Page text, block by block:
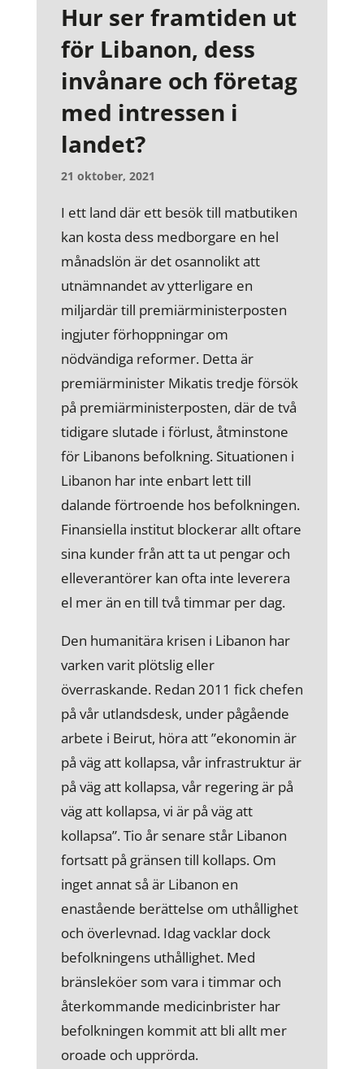
Hur ser framtiden ut
för Libanon, dess
invånare och företag
med intressen i
landet?
21 oktober, 2021
I ett land där ett besök till matbutiken
kan kosta dess medborgare en hel
månadslön är det osannolikt att
utnämnandet av ytterligare en
miljardär till premiärministerposten
ingjuter förhoppningar om
nödvändiga reformer. Detta är
premiärminister Mikatis tredje försök
på premiärministerposten, där de två
tidigare slutade i förlust, åtminstone
för Libanons befolkning. Situationen i
Libanon har inte enbart lett till
dalande förtroende hos befolkningen.
Finansiella institut blockerar allt oftare
sina kunder från att ta ut pengar och
elleverantörer kan ofta inte leverera
el mer än en till två timmar per dag.
Den humanitära krisen i Libanon har
varken varit plötslig eller
överraskande. Redan 2011 fick chefen
på vår utlandsdesk, under pågående
arbete i Beirut, höra att ”ekonomin är
på väg att kollapsa, vår infrastruktur är
på väg att kollapsa, vår regering är på
väg att kollapsa, vi är på väg att
kollapsa”. Tio år senare står Libanon
fortsatt på gränsen till kollaps. Om
inget annat så är Libanon en
enastående berättelse om uthållighet
och överlevnad. Idag vacklar dock
befolkningens uthållighet. Med
bränsleköer som vara i timmar och
återkommande medicinbrister har
befolkningen kommit att bli allt mer
oroade och upprörda.